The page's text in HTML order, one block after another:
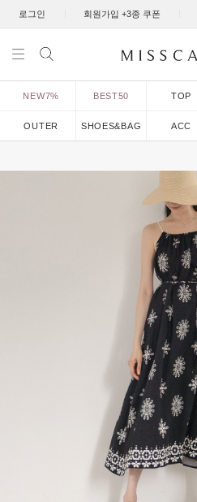
로그인 회원가입 +3종 쿠폰
NEW7% BEST50 TOP
OUTER SHOES&BAG ACC